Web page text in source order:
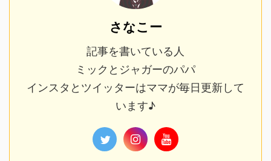
さなこー
記事を書いている人
ミックとジャガーのパパ
インスタとツイッターはママが毎日更新して
います♪